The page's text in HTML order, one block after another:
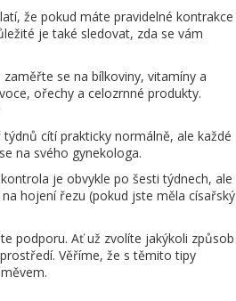
že pokud máte pravidelné kontrakce
je také sledovat, zda se vám
se na bílkoviny, vitamíny a
ořechy a celozrnné produkty.
cítí prakticky normálně, ale každé
na svého gynekologa.
je obvykle po šesti týdnech, ale
hojení řezu (pokud jste měla císařský
podporu. Ať už zvolíte jakýkoli způsob
Věříme, že s těmito tipy